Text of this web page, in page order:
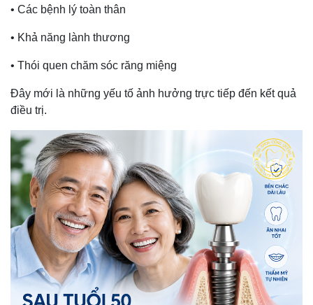
• Các bệnh lý toàn thân
• Khả năng lành thương
• Thói quen chăm sóc răng miệng
Đây mới là những yếu tố ảnh hưởng trực tiếp đến kết quả
điều trị.